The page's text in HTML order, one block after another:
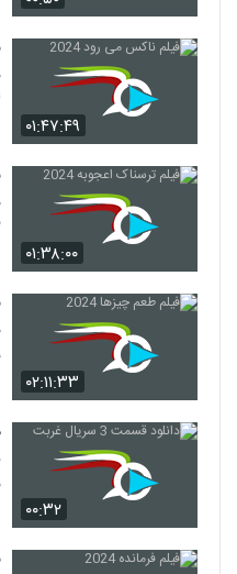
۰۱:۴۷:۴۹
۰۱:۳۸:۰۰
۰۲:۱۱:۳۳
۰۰:۳۲